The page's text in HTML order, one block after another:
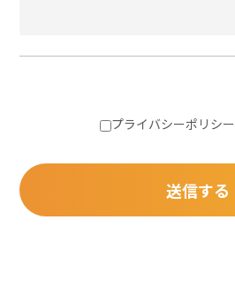
プライバシーポリシー